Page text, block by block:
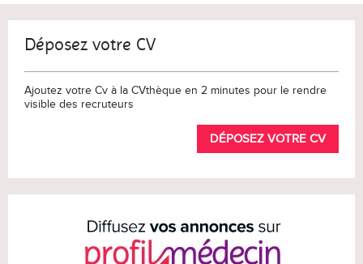
Déposez votre CV
Ajoutez votre Cv à la CVthèque en 2 minutes pour le rendre
visible des recruteurs
DÉPOSEZ VOTRE CV